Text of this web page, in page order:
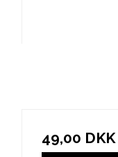
49,00 DKK